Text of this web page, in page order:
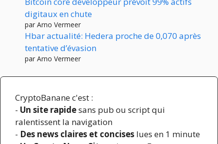
digitaux en chute
par Arno Vermeer
Hbar actualité: Hedera proche de 0,070 après
tentative d’évasion
par Arno Vermeer
CryptoBanane c'est :
- Un site rapidesans pub ou script qui
ralentissent la navigation
- Des news claires et concises lues en 1 minute